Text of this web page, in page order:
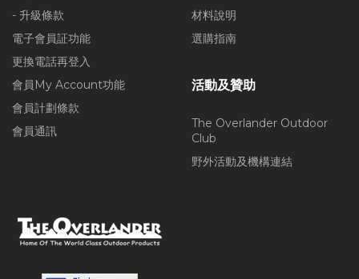
- 升級條款
電子會員証功能
更換電話再登入
會員My Account功能
會員計劃條款
會員通訊
材料說明
選購指南
活動及贊助
The Overlander Outdoor
Club
野外活動及機構連結